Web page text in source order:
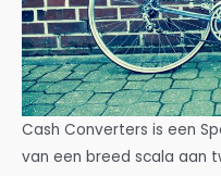
Cash Converters is een
van een breed scala aan